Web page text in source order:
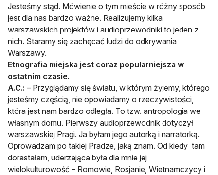
Jesteśmy stąd. Mówienie o tym mieście w różny sposób
jest dla nas bardzo ważne. Realizujemy kilka
warszawskich projektów i audioprzewodniki to jeden z
nich. Staramy się zachęcać ludzi do odkrywania
Warszawy.
Etnografia miejska jest coraz popularniejsza w
ostatnim czasie.
A.C.: – Przyglądamy się światu, w którym żyjemy, którego
jesteśmy częścią, nie opowiadamy o rzeczywistości,
która jest nam bardzo odległa. To tzw. antropologia we
własnym domu. Pierwszy audioprzewodnik dotyczył
warszawskiej Pragi. Ja byłam jego autorką i narratorką.
Oprowadzam po takiej Pradze, jaką znam. Od kiedy tam
dorastałam, uderzająca była dla mnie jej
wielokulturowość – Romowie, Rosjanie, Wietnamczycy i